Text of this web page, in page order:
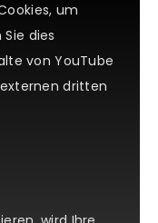
um
dies
von YouTube
dritten